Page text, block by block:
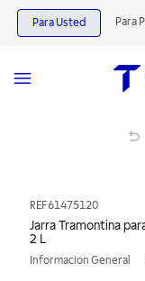
Para Usted Para
REF61475120
Jarra Tramontina
2 L
Informacion General